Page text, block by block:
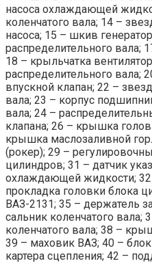
насоса охлаждающей
коленчатого вала; 14 –
насоса; 15 – шкив
распределительного вала;
18 – крыльчатка
распределительного вала;
впускной клапан; 22 –
вала; 23 – корпус
вала; 24 –
клапана; 26 – крышка
крышка маслозаливной
(рокер); 29 –
цилиндров; 31 – датчик
охлаждающей жидкости; 32
прокладка головки блока
ВАЗ-2131; 35 – держатель
сальник коленчатого вала;
коленчатого вала; 38 –
39 – маховик ВАЗ; 40 –
картера сцепления; 42 –